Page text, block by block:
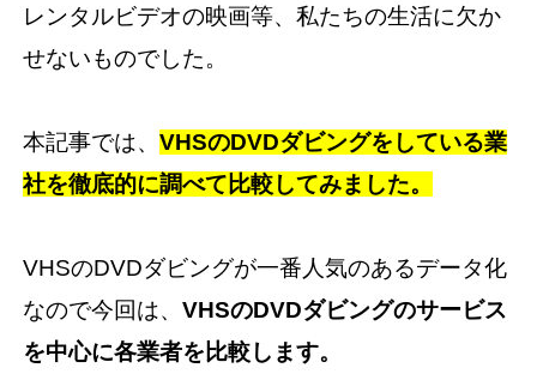
レンタルビデオの映画等、私たちの生活に欠か
せないものでした。
本記事では、VHSのDVDダビングをしている業
社を徹底的に調べて比較してみました。
VHSのDVDダビングが一番人気のあるデータ化
なので今回は、VHSのDVDダビングのサービス
を中心に各業者を比較します。